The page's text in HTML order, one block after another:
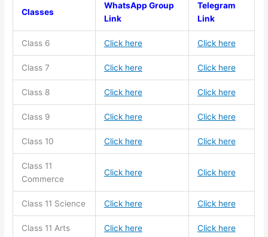
Classes
WhatsApp Group
Link
Telegram
Link
Class 6 Click here Click here
Class 7 Click here Click here
Class 8 Click here Click here
Class 9 Click here Click here
Class 10 Click here Click here
Class 11
Commerce
Click here Click here
Class 11 Science Click here Click here
Class 11 Arts Click here Click here